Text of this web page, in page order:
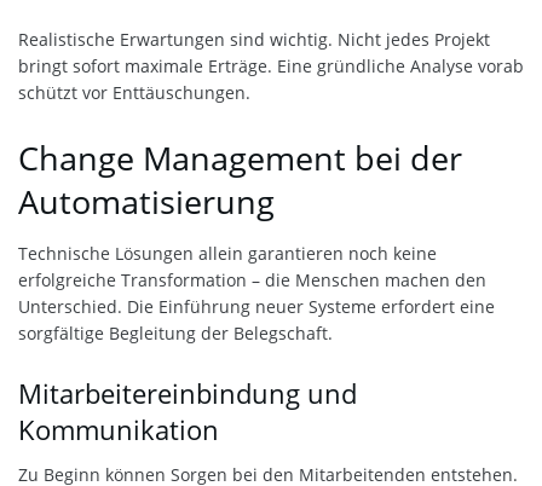
Realistische Erwartungen sind wichtig. Nicht jedes Projekt
bringt sofort maximale Erträge. Eine gründliche Analyse vorab
schützt vor Enttäuschungen.
Change Management bei der
Automatisierung
Technische Lösungen allein garantieren noch keine
erfolgreiche Transformation – die Menschen machen den
Unterschied. Die Einführung neuer Systeme erfordert eine
sorgfältige Begleitung der Belegschaft.
Mitarbeitereinbindung und
Kommunikation
Zu Beginn können Sorgen bei den Mitarbeitenden entstehen.